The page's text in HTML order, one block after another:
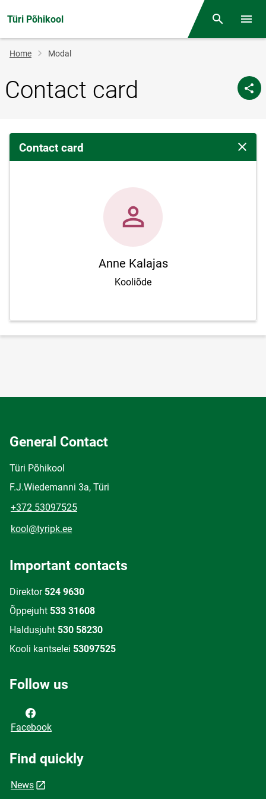
Türi Põhikool Otsing
Breadcrumb
Home Modal
Contact card
Contact card Close
Anne Kalajas
Kooliõde
General Contact
Türi Põhikool
F.J.Wiedemanni 3a, Türi
+372 53097525
kool@tyripk.ee
Important contacts
Direktor 524 9630
Õppejuht 533 31608
Haldusjuht 530 58230
Kooli kantselei 53097525
Follow us
Facebook
Find quickly
News